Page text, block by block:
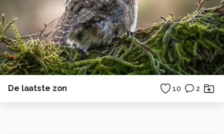
De laatste zon 10 2